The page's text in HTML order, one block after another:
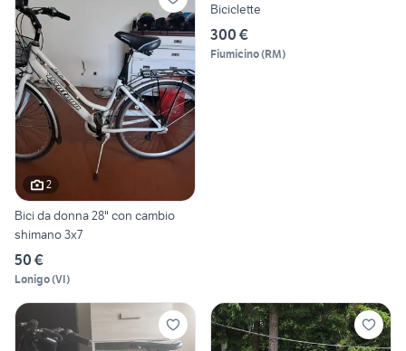
2
Bici da donna 28" con cambio
shimano 3x7
50 €
Lonigo(VI)
Biciclette
300 €
Fiumicino(RM)